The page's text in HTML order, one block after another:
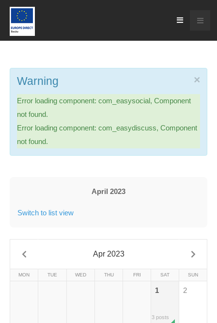
×
Warning
Error loading component: com_easysocial, Component
not found.
Error loading component: com_easydiscuss, Component
not found.
April 2023
Switch to list view
Apr 2023
MON TUE WED THU FRI SAT SUN
1
3 posts
2